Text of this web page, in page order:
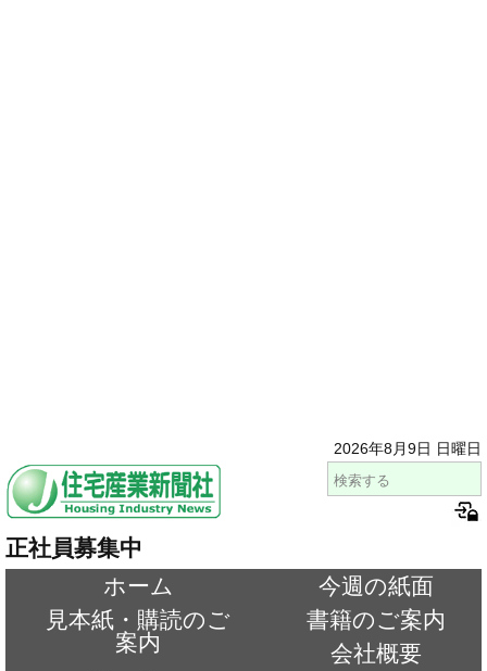
2026年8月9日 日曜日
正社員募集中
ホーム
今週の紙面
見本紙・購読のご
案内
書籍のご案内
会社概要